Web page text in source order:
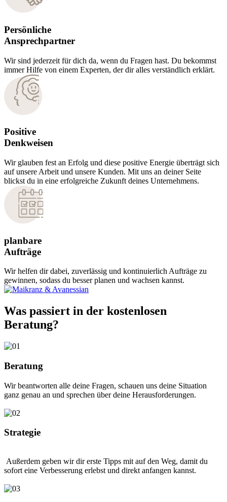
Persönliche
Ansprechpartner
Wir sind jederzeit für dich da, wenn du Fragen hast. Du bekommst
immer Hilfe von einem Experten, der dir alles verständlich erklärt.
Positive
Denkweisen
Wir glauben fest an Erfolg und diese positive Energie überträgt sich
auf unsere Arbeit und unsere Kunden. Mit uns an deiner Seite
blickst du in eine erfolgreiche Zukunft deines Unternehmens.
planbare
Aufträge
Wir helfen dir dabei, zuverlässig und kontinuierlich Aufträge zu
gewinnen, sodass du besser planen und wachsen kannst.
Was passiert in der kostenlosen
Beratung?
Beratung
Wir beantworten alle deine Fragen, schauen uns deine Situation
ganz genau an und sprechen über deine Herausforderungen.
Strategie
Außerdem geben wir dir erste Tipps mit auf den Weg, damit du
sofort eine Verbesserung erlebst und direkt anfangen kannst.